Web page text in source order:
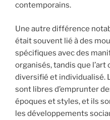
contemporains.
Une autre différence
était souvent lié à des
spécifiques avec des
organisés, tandis que
diversifié et individualisé.
sont libres d’emprunter
époques et styles, et ils
les développements